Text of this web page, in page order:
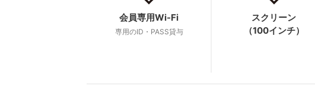
会員専用Wi-Fi
専用のID・PASS貸与
スクリーン
（100インチ）